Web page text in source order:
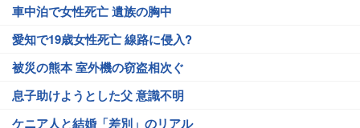
車中泊で女性死亡 遺族の胸中
愛知で19歳女性死亡 線路に侵入?
被災の熊本 室外機の窃盗相次ぐ
息子助けようとした父 意識不明
ケニア人と結婚「差別」のリアル